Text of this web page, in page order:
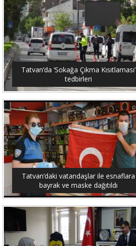
Tatvan’da ‘Sokağa Çıkma Kısıtlaması’
tedbirleri
Tatvan’daki vatandaşlar ile esnaflara
bayrak ve maske dağıtıldı